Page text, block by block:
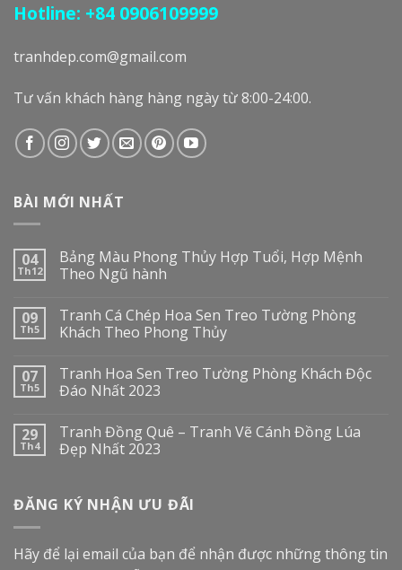
Hotline: +84 0906109999
tranhdep.com@gmail.com
Tư vấn khách hàng hàng ngày từ 8:00-24:00.
BÀI MỚI NHẤT
04
Th12
Bảng Màu Phong Thủy Hợp Tuổi, Hợp Mệnh
Theo Ngũ hành
09
Th5
Tranh Cá Chép Hoa Sen Treo Tường Phòng
Khách Theo Phong Thủy
07
Th5
Tranh Hoa Sen Treo Tường Phòng Khách Độc
Đáo Nhất 2023
29
Th4
Tranh Đồng Quê – Tranh Vẽ Cánh Đồng Lúa
Đẹp Nhất 2023
ĐĂNG KÝ NHẬN ƯU ĐÃI
Hãy để lại email của bạn để nhận được những thông tin